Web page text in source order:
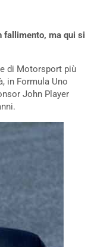
fallimento, ma qui si
di Motorsport più
in Formula Uno
John Player